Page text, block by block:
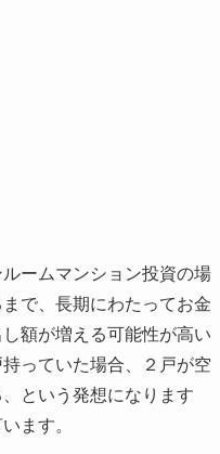
ームマンション投資の場
で、長期にわたってお金
額が増える可能性が高い
っていた場合、２戸が空
という発想になります
ます。